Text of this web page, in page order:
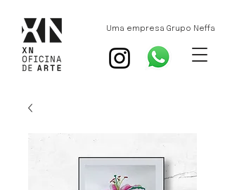
Uma empresa Grupo Neffa